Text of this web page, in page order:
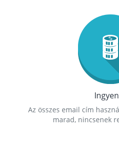
Az összes email cím
marad, nincsenek